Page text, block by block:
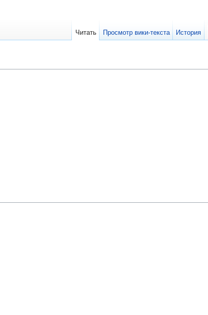
Читать Просмотр вики-текста История